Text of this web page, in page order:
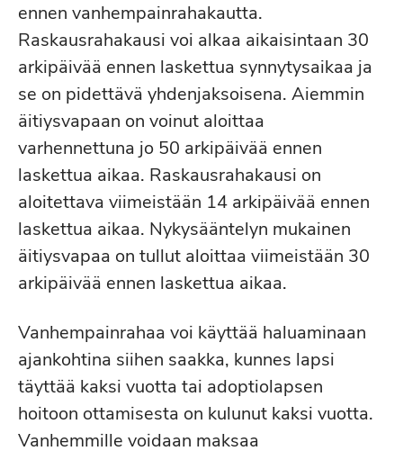
ennen vanhempainrahakautta.
Raskausrahakausi voi alkaa aikaisintaan 30
arkipäivää ennen laskettua synnytysaikaa ja
se on pidettävä yhdenjaksoisena. Aiemmin
äitiysvapaan on voinut aloittaa
varhennettuna jo 50 arkipäivää ennen
laskettua aikaa. Raskausrahakausi on
aloitettava viimeistään 14 arkipäivää ennen
laskettua aikaa. Nykysääntelyn mukainen
äitiysvapaa on tullut aloittaa viimeistään 30
arkipäivää ennen laskettua aikaa.
Vanhempainrahaa voi käyttää haluaminaan
ajankohtina siihen saakka, kunnes lapsi
täyttää kaksi vuotta tai adoptiolapsen
hoitoon ottamisesta on kulunut kaksi vuotta.
Vanhemmille voidaan maksaa